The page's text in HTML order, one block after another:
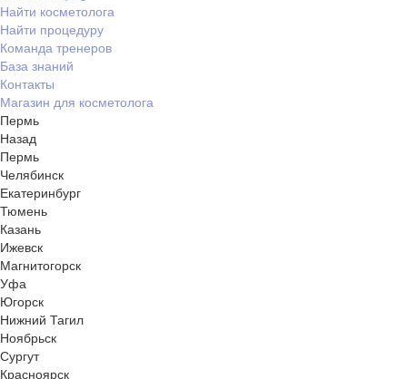
Найти косметолога
Найти процедуру
Команда тренеров
База знаний
Контакты
Магазин для косметолога
Пермь
Назад
Пермь
Челябинск
Екатеринбург
Тюмень
Казань
Ижевск
Магнитогорск
Уфа
Югорск
Нижний Тагил
Ноябрьск
Сургут
Красноярск